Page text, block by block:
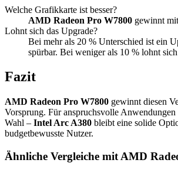
Welche Grafikkarte ist besser?
AMD Radeon Pro W7800 gewinnt
Lohnt sich das Upgrade?
Bei mehr als 20 % Unterschied ist ein
spürbar. Bei weniger als 10 % lohnt
Fazit
AMD Radeon Pro W7800 gewinnt diesen
Vorsprung. Für anspruchsvolle Anwendungen
Wahl – Intel Arc A380 bleibt eine solide
budgetbewusste Nutzer.
Ähnliche Vergleiche mit AMD